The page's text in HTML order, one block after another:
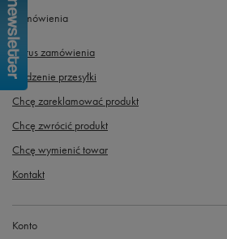
Zamówienia
Status zamówienia
Śledzenie przesyłki
Chcę zareklamować produkt
Chcę zwrócić produkt
Chcę wymienić towar
Kontakt
Konto